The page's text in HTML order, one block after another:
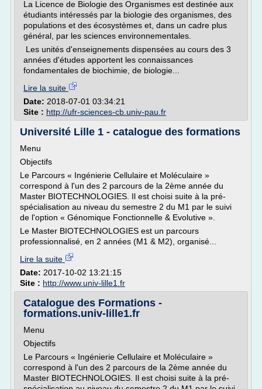
La Licence de Biologie des Organismes est destinée aux
étudiants intéressés par la biologie des organismes, des
populations et des écosystèmes et, dans un cadre plus
général, par les sciences environnementales.
Les unités d'enseignements dispensées au cours des 3
années d'études apportent les connaissances
fondamentales de biochimie, de biologie...
Lire la suite
Date: 2018-07-01 03:34:21
Site : http://ufr-sciences-cb.univ-pau.fr
Université Lille 1 - catalogue des formations
Menu
Objectifs
Le Parcours « Ingénierie Cellulaire et Moléculaire »
correspond à l'un des 2 parcours de la 2ème année du
Master BIOTECHNOLOGIES. Il est choisi suite à la pré-
spécialisation au niveau du semestre 2 du M1 par le suivi
de l'option « Génomique Fonctionnelle & Evolutive ».
Le Master BIOTECHNOLOGIES est un parcours
professionnalisé, en 2 années (M1 & M2), organisé...
Lire la suite
Date: 2017-10-02 13:21:15
Site : http://www.univ-lille1.fr
Catalogue des Formations -
formations.univ-lille1.fr
Menu
Objectifs
Le Parcours « Ingénierie Cellulaire et Moléculaire »
correspond à l'un des 2 parcours de la 2ème année du
Master BIOTECHNOLOGIES. Il est choisi suite à la pré-